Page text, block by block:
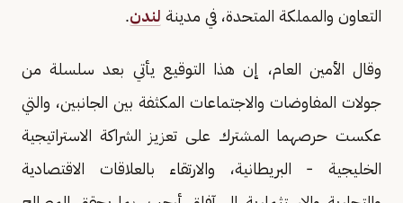
التعاون والمملكة المتحدة، في مدينة لندن.
وقال الأمين العام، إن هذا التوقيع يأتي بعد سلسلة من
جولات المفاوضات والاجتماعات المكثفة بين الجانبين، والتي
عكست حرصهما المشترك على تعزيز الشراكة الاستراتيجية
الخليجية - البريطانية، والارتقاء بالعلاقات الاقتصادية